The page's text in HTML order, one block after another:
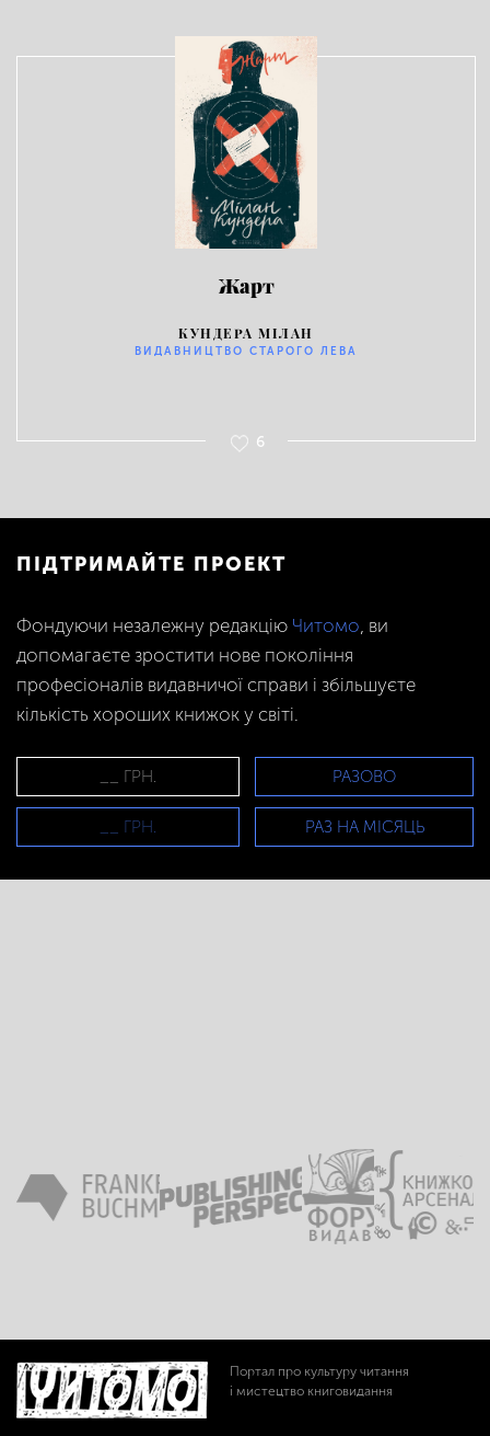
Жарт
КУНДЕРА МІЛАН
ВИДАВНИЦТВО СТАРОГО ЛЕВА
6
ПІДТРИМАЙТЕ ПРОЕКТ
Фондуючи незалежну редакцію Читомо, ви
допомагаєте зростити нове покоління
професіоналів видавничої справи і збільшуєте
кількість хороших книжок у світі.
РАЗОВО
РАЗ НА МІСЯЦЬ
Портал про культуру читання
і мистецтво книговидання